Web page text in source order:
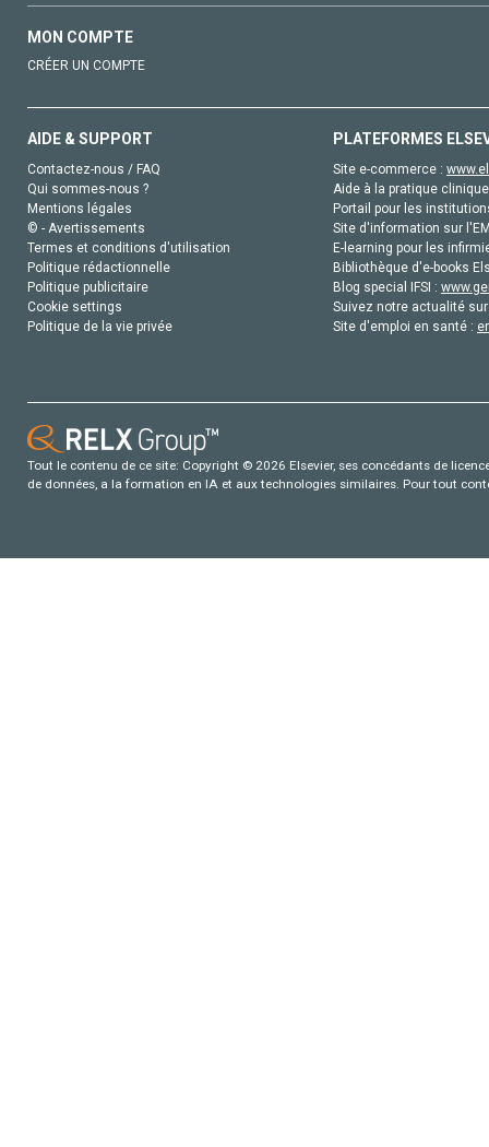
MON COMPTE
CRÉER UN COMPTE
AIDE & SUPPORT
Contactez-nous / FAQ
Qui sommes-nous ?
Mentions légales
© - Avertissements
Termes et conditions d'utilisation
Politique rédactionnelle
Politique publicitaire
Cookie settings
Politique de la vie privée
PLATEFORMES
Site e-commerce :
Aide à la pratique
Portail pour les
Site d'information sur
E-learning pour les
Bibliothèque d'e-books
Blog special IFSI :
Suivez notre actualité
Site d'emploi en santé :
Tout le contenu de ce site: Copyright © 2026 Elsevier, ses concédants de
de données, a la formation en IA et aux technologies similaires. Pour tout